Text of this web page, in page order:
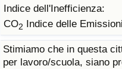
Indice dell'Inefficienza:
CO2 Indice delle
Stimiamo che in questa
per lavoro/scuola, siano
Indice del Costo della
ad Aqaba
Indice del Prezzo delle
Indice della qualità della
Criminalità